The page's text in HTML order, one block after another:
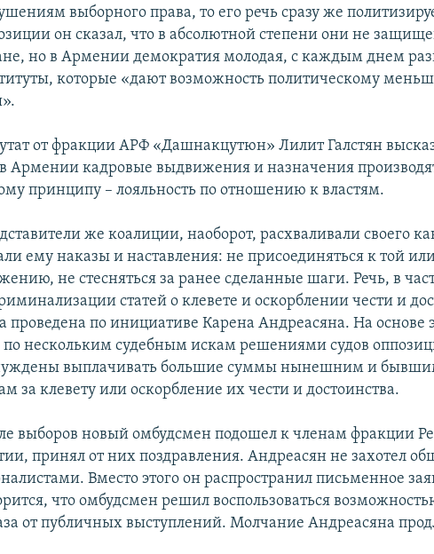
выборного права, то его речь сразу же
он сказал, что в абсолютной степени они не
но в Армении демократия молодая, с каждым днем
которые «дают возможность политическому
от фракции АРФ «Дашнакцутюн» Лилит Галстян
Армении кадровые выдвижения и назначения
принципу – лояльность по отношению к властям.
же коалиции, наоборот, расхваливали своего
ему наказы и наставления: не присоединяться к той
не стесняться за ранее сделанные шаги. Речь, в
статей о клевете и оскорблении чести и
проведена по инициативе Карена Андреасяна. На основе
нескольким судебным искам решениями судов
выплачивать большие суммы нынешним и
за клевету или оскорбление их чести и достоинства.
выборов новый омбудсмен подошел к членам фракции
принял от них поздравления. Андреасян не захотел
Вместо этого он распространил письменное
что омбудсмен решил воспользоваться
от публичных выступлений. Молчание Андреасяна